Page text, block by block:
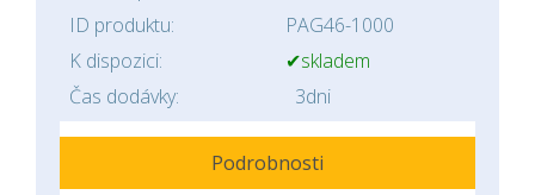
ID produktu:
PAG46-1000
K dispozici:
✔skladem
Čas dodávky:
3dni
Podrobnosti